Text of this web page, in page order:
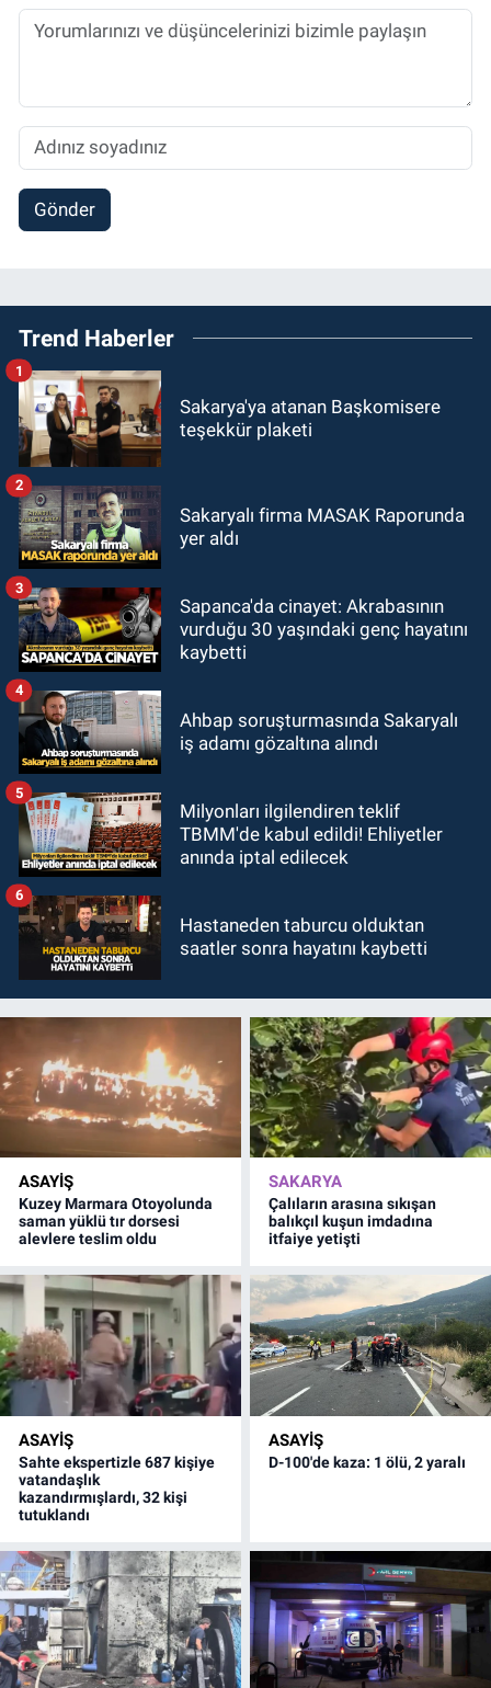
Gönder
Trend Haberler
Sakarya'ya atanan Başkomisere
teşekkür plaketi
1
Sakaryalı firma MASAK Raporunda
yer aldı
2
Sapanca'da cinayet: Akrabasının
vurduğu 30 yaşındaki genç hayatını
kaybetti
3
Ahbap soruşturmasında Sakaryalı
iş adamı gözaltına alındı
4
Milyonları ilgilendiren teklif
TBMM'de kabul edildi! Ehliyetler
anında iptal edilecek
5
Hastaneden taburcu olduktan
saatler sonra hayatını kaybetti
6
ASAYİŞ
Kuzey Marmara Otoyolunda
saman yüklü tır dorsesi
alevlere teslim oldu
SAKARYA
Çalıların arasına sıkışan
balıkçıl kuşun imdadına
itfaiye yetişti
ASAYİŞ
Sahte ekspertizle 687 kişiye
vatandaşlık
kazandırmışlardı, 32 kişi
tutuklandı
ASAYİŞ
D-100'de kaza: 1 ölü, 2 yaralı